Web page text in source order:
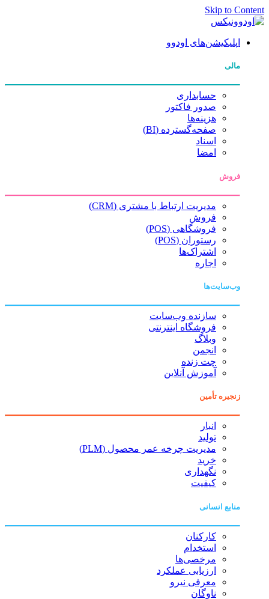
Skip to Content
اپلیکیشن‌های اودوو
مالی
حسابداری
صدور فاکتور
هزینه‌ها
صفحه‌گسترده (BI)
اسناد
امضا
فروش
مدیریت ارتباط با مشتری (CRM)
فروش
فروشگاهی (POS)
رستوران (POS)
اشتراک‌ها
اجاره
وب‌سایت‌ها
سازنده وب‌سایت
فروشگاه اینترنتی
وبلاگ
انجمن
چت زنده
آموزش آنلاین
زنجیره تأمین
انبار
تولید
مدیریت چرخه عمر محصول (PLM)
خرید
نگهداری
کیفیت
منابع انسانی
کارکنان
استخدام
مرخصی‌ها
ارزیابی عملکرد
معرفی نیرو
ناوگان